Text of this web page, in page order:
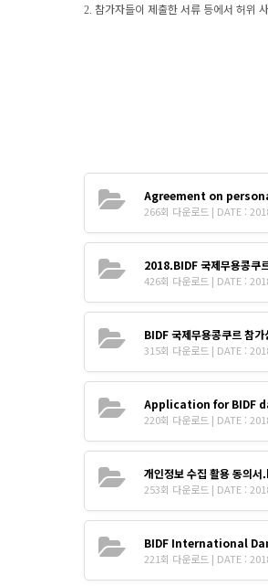
2. 참가자들이 제출한 서류 등에서 허위
Agreement on
266회 다운로드 | DATE :
2018.BIDF 국제무용콩쿠
426회 다운로드 | DATE :
BIDF 국제무용콩쿠르 참
315회 다운로드 | DATE :
Application for BIDF
220회 다운로드 | DATE :
개인정보 수집 활용 동의
253회 다운로드 | DATE :
BIDF International
221회 다운로드 | DATE :